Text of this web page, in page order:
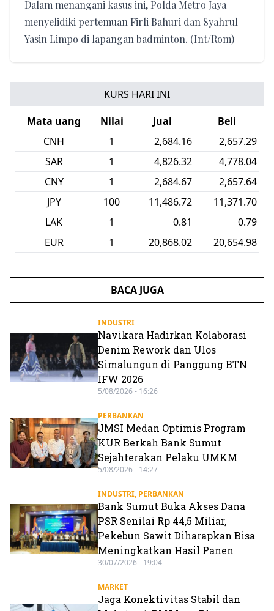
Dalam menangani kasus ini, Polda Metro Jaya
menyelidiki pertemuan Firli Bahuri dan Syahrul
Yasin Limpo di lapangan badminton. (Int/Rom)
KURS HARI INI
Mata uang
Nilai Jual
Beli
CNH
1 2,684.16
2,657.29
SAR
1 4,826.32
4,778.04
CNY
1 2,684.67
2,657.64
JPY
100 11,486.72
11,371.70
LAK
1 0.81
0.79
EUR
1 20,868.02 20,654.98
BACA JUGA
INDUSTRI
Navikara Hadirkan Kolaborasi
Denim Rework dan Ulos
Simalungun di Panggung BTN
IFW 2026
5/08/2026 - 16:26
PERBANKAN
JMSI Medan Optimis Program
KUR Berkah Bank Sumut
Sejahterakan Pelaku UMKM
5/08/2026 - 14:27
INDUSTRI, PERBANKAN
Bank Sumut Buka Akses Dana
PSR Senilai Rp 44,5 Miliar,
Pekebun Sawit Diharapkan Bisa
Meningkatkan Hasil Panen
30/07/2026 - 19:04
MARKET
Jaga Konektivitas Stabil dan